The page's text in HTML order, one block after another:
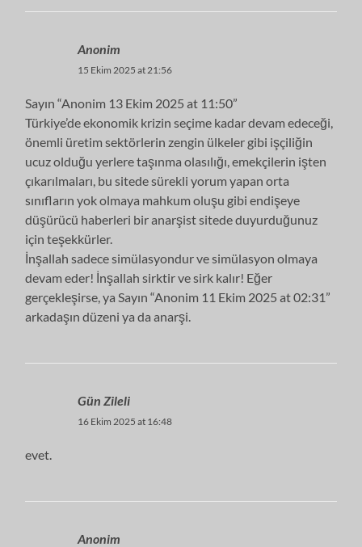
Anonim
15 Ekim 2025 at 21:56
Sayın “Anonim 13 Ekim 2025 at 11:50”
Türkiye’de ekonomik krizin seçime kadar devam edeceği,
önemli üretim sektörlerin zengin ülkeler gibi işçiliğin
ucuz olduğu yerlere taşınma olasılığı, emekçilerin işten
çıkarılmaları, bu sitede sürekli yorum yapan orta
sınıfların yok olmaya mahkum oluşu gibi endişeye
düşürücü haberleri bir anarşist sitede duyurduğunuz
için teşekkürler.
İnşallah sadece simülasyondur ve simülasyon olmaya
devam eder! İnşallah sirktir ve sirk kalır! Eğer
gerçekleşirse, ya Sayın “Anonim 11 Ekim 2025 at 02:31”
arkadaşın düzeni ya da anarşi.
Gün Zileli
16 Ekim 2025 at 16:48
evet.
Anonim